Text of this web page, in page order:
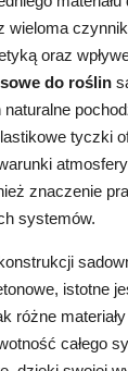
wieloma
oraz
do roślin
tyczki
znaczenie
systemów.
istotne
różne materiały
całego